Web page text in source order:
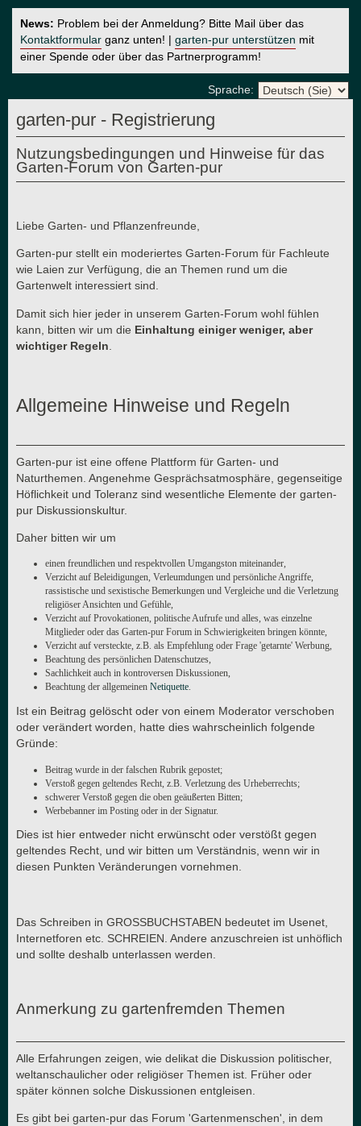
News: Problem bei der Anmeldung? Bitte Mail über das
Kontaktformular ganz unten! | garten-pur unterstützen mit
einer Spende oder über das Partnerprogramm!
Sprache:
garten-pur - Registrierung
Nutzungsbedingungen und Hinweise für das
Garten-Forum von Garten-pur
Liebe Garten- und Pflanzenfreunde,
Garten-pur stellt ein moderiertes Garten-Forum für Fachleute
wie Laien zur Verfügung, die an Themen rund um die
Gartenwelt interessiert sind.
Damit sich hier jeder in unserem Garten-Forum wohl fühlen
kann, bitten wir um die Einhaltung einiger weniger, aber
wichtiger Regeln
Allgemeine Hinweise und Regeln
Garten-pur ist eine offene Plattform für Garten- und
Naturthemen. Angenehme Gesprächsatmosphäre, gegenseitige
Höflichkeit und Toleranz sind wesentliche Elemente der garten-
pur Diskussionskultur.
Daher bitten wir um
einen freundlichen und respektvollen Umgangston miteinander,
Verzicht auf Beleidigungen, Verleumdungen und persönliche Angriffe,
rassistische und sexistische Bemerkungen und Vergleiche und die Verletzung
religiöser Ansichten und Gefühle,
Verzicht auf Provokationen, politische Aufrufe und alles, was einzelne
Mitglieder oder das Garten-pur Forum in Schwierigkeiten bringen könnte,
Verzicht auf versteckte, z.B. als Empfehlung oder Frage 'getarnte' Werbung,
Beachtung des persönlichen Datenschutzes,
Sachlichkeit auch in kontroversen Diskussionen,
Beachtung der allgemeinen Netiquette.
Ist ein Beitrag gelöscht oder von einem Moderator verschoben
oder verändert worden, hatte dies wahrscheinlich folgende
Gründe:
Beitrag wurde in der falschen Rubrik gepostet;
Verstoß gegen geltendes Recht, z.B. Verletzung des Urheberrechts;
schwerer Verstoß gegen die oben geäußerten Bitten;
Werbebanner im Posting oder in der Signatur.
Dies ist hier entweder nicht erwünscht oder verstößt gegen
geltendes Recht, und wir bitten um Verständnis, wenn wir in
diesen Punkten Veränderungen vornehmen.
Das Schreiben in GROSSBUCHSTABEN bedeutet im Usenet,
Internetforen etc. SCHREIEN. Andere anzuschreien ist unhöflich
und sollte deshalb unterlassen werden.
Anmerkung zu gartenfremden Themen
Alle Erfahrungen zeigen, wie delikat die Diskussion politischer,
weltanschaulicher oder religiöser Themen ist. Früher oder
später können solche Diskussionen entgleisen.
Es gibt bei garten-pur das Forum 'Gartenmenschen', in dem